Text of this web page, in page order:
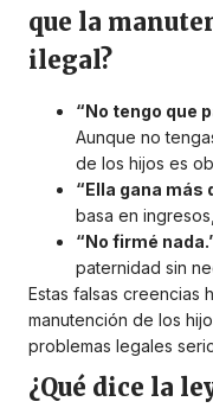
que la
ilegal?
“No tengo que
Aunque no
de los hijos es
“Ella gana más
basa en
“No firmé
paternidad sin
Estas falsas creencias
manutención de los
problemas legales
¿Qué dice la